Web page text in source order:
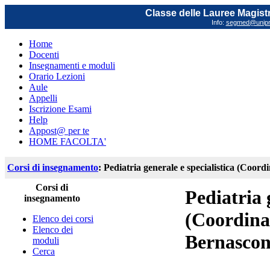
Classe delle Lauree
Info:
Home
Docenti
Insegnamenti e moduli
Orario Lezioni
Aule
Appelli
Iscrizione Esami
Help
Appost@ per te
HOME FACOLTA'
Corsi di insegnamento: Pediatria generale e specialistica
Corsi di
insegnamento
Elenco dei corsi
Elenco dei
moduli
Cerca
Pediatria